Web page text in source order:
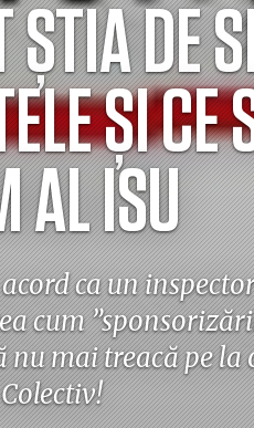
ȘTIA DE
ȘI CE
AL ISU
ca un
cum
mai treacă pe la